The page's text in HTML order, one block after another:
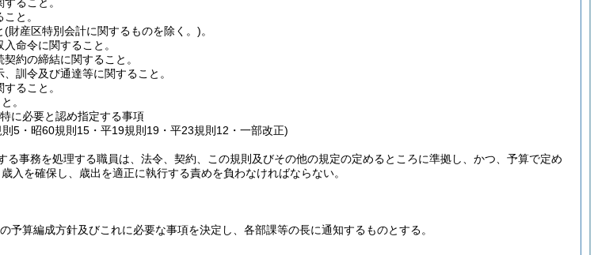
と。
(財産区特別会計に関するものを除く。)。
命令に関すること。
約の締結に関すること。
訓令及び通達等に関すること。
ること。
。
に必要と認め指定する事項
5・昭60規則15・平19規則19・平23規則12・一部改正)
る事務を処理する職員は、法令、契約、この規則及びその他の規定の定めるところに準拠し、かつ、予算で定め
入を確保し、歳出を適正に執行する責めを負わなければならない。
予算編成方針及びこれに必要な事項を決定し、各部課等の長に通知するものとする。